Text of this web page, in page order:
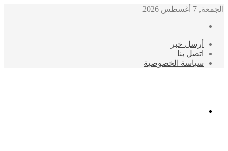
الجمعة, 7 أغسطس 2026
أرسل خبر
اتصل بنا
سياسة الخصوصية